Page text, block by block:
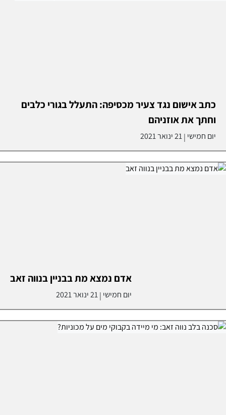
כתב אישום נגד צעיר מכסיפה: התעלל בגורי כלבים
וחתך את אוזניהם
יום חמישי | 21 ינואר 2021
אדם נמצא מת בבניין בנווה זאב
יום חמישי | 21 ינואר 2021